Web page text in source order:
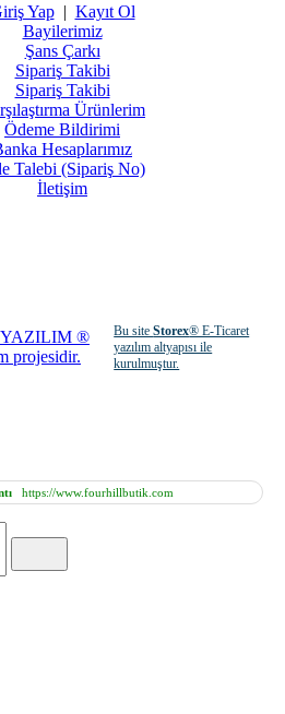
Yap| Kayıt Ol
Bayilerimiz
Şans Çarkı
Sipariş Takibi
Sipariş Takibi
Ürünlerim
Ödeme Bildirimi
Hesaplarımız
Talebi (Sipariş No)
İletişim
Bu siteStorex® E-Ticaret
yazılım altyapısı ile
kurulmuştur.
https://www.fourhillbutik.com